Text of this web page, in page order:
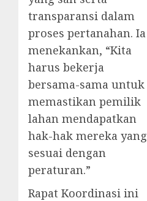
transparansi dalam
proses pertanahan. Ia
menekankan, “Kita
harus bekerja
bersama-sama untuk
memastikan pemilik
lahan mendapatkan
hak-hak mereka yang
sesuai dengan
peraturan.”
Rapat Koordinasi ini